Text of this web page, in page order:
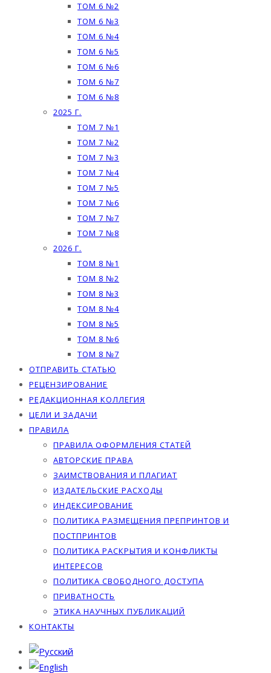
ТОМ 6 №2
ТОМ 6 №3
ТОМ 6 №4
ТОМ 6 №5
ТОМ 6 №6
ТОМ 6 №7
ТОМ 6 №8
2025 Г.
ТОМ 7 №1
ТОМ 7 №2
ТОМ 7 №3
ТОМ 7 №4
ТОМ 7 №5
ТОМ 7 №6
ТОМ 7 №7
ТОМ 7 №8
2026 Г.
ТОМ 8 №1
ТОМ 8 №2
ТОМ 8 №3
ТОМ 8 №4
ТОМ 8 №5
ТОМ 8 №6
ТОМ 8 №7
ОТПРАВИТЬ СТАТЬЮ
РЕЦЕНЗИРОВАНИЕ
РЕДАКЦИОННАЯ КОЛЛЕГИЯ
ЦЕЛИ И ЗАДАЧИ
ПРАВИЛА
ПРАВИЛА ОФОРМЛЕНИЯ СТАТЕЙ
АВТОРСКИЕ ПРАВА
ЗАИМСТВОВАНИЯ И ПЛАГИАТ
ИЗДАТЕЛЬСКИЕ РАСХОДЫ
ИНДЕКСИРОВАНИЕ
ПОЛИТИКА РАЗМЕЩЕНИЯ ПРЕПРИНТОВ И
ПОСТПРИНТОВ
ПОЛИТИКА РАСКРЫТИЯ И КОНФЛИКТЫ
ИНТЕРЕСОВ
ПОЛИТИКА СВОБОДНОГО ДОСТУПА
ПРИВАТНОСТЬ
ЭТИКА НАУЧНЫХ ПУБЛИКАЦИЙ
КОНТАКТЫ